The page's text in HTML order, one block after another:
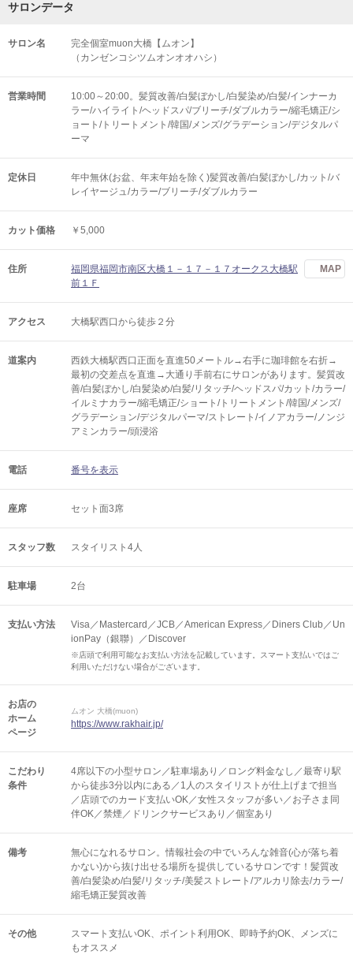
サロンデータ
サロン名
完全個室muon大橋【ムオン】
（カンゼンコシツムオンオオハシ）
営業時間
10:00～20:00。髪質改善/白髪ぼかし/白髪染め/白髪/インナーカ
ラー/ハイライト/ヘッドスパ/ブリーチ/ダブルカラー/縮毛矯正/シ
ョート/トリートメント/韓国/メンズ/グラデーション/デジタルパ
ーマ
定休日
年中無休(お盆、年末年始を除く)髪質改善/白髪ぼかし/カット/バ
レイヤージュ/カラー/ブリーチ/ダブルカラー
カット価格 ￥5,000
住所
福岡県福岡市南区大橋１－１７－１７オークス大橋駅
前１Ｆ
MAP
アクセス 大橋駅西口から徒歩２分
道案内
西鉄大橋駅西口正面を直進50メートル→右手に珈琲館を右折→
最初の交差点を直進→大通り手前右にサロンがあります。髪質改
善/白髪ぼかし/白髪染め/白髪/リタッチ/ヘッドスパ/カット/カラー/
イルミナカラー/縮毛矯正/ショート/トリートメント/韓国/メンズ/
グラデーション/デジタルパーマ/ストレート/イノアカラー/ノンジ
アミンカラー/頭浸浴
電話 番号を表示
座席 セット面3席
スタッフ数 スタイリスト4人
駐車場 2台
支払い方法
Visa／Mastercard／JCB／American Express／Diners Club／Un
ionPay（銀聯）／Discover
※店頭で利用可能なお支払い方法を記載しています。スマート支払いではご
利用いただけない場合がございます。
お店の
ホーム
ページ
ムオン 大橋(muon)
https://www.rakhair.jp/
こだわり
条件
4席以下の小型サロン／駐車場あり／ロング料金なし／最寄り駅
から徒歩3分以内にある／1人のスタイリストが仕上げまで担当
／店頭でのカード支払いOK／女性スタッフが多い／お子さま同
伴OK／禁煙／ドリンクサービスあり／個室あり
備考
無心になれるサロン。情報社会の中でいろんな雑音(心が落ち着
かない)から抜け出せる場所を提供しているサロンです！髪質改
善/白髪染め/白髪/リタッチ/美髪ストレート/アルカリ除去/カラー/
縮毛矯正髪質改善
その他 スマート支払いOK ポイント利用OK 即時予約OK
メンズに
もオススメ